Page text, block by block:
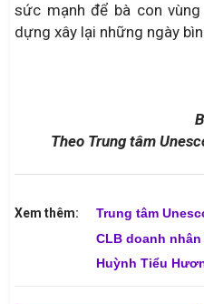
sức mạnh để bà con
dựng xây lại những ngày
Theo Trung tâm
Xem thêm:
Trung tâm
CLB doanh nhân
Huỳnh Tiểu